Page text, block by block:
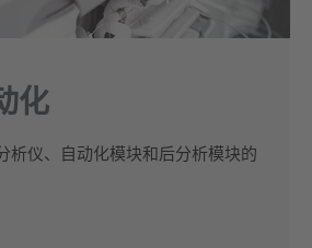
化
析仪、自动化模块和后分析模块的